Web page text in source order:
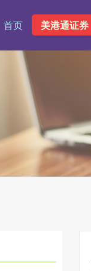
首页 美港通证券